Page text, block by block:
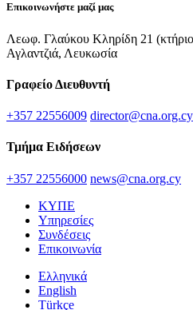
Επικοινωνήστε μαζί μας
Λεωφ. Γλαύκου Κληρίδη 21
Αγλαντζιά, Λευκωσία
Γραφείο Διευθυντή
+357 22556009 director@cna.org.cy
Τμήμα Ειδήσεων
+357 22556000 news@cna.org.cy
ΚΥΠΕ
Υπηρεσίες
Συνδέσεις
Επικοινωνία
Ελληνικά
English
Türkçe